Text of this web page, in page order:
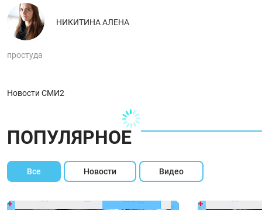
НИКИТИНА АЛЕНА
простуда
Новости СМИ2
ПОПУЛЯРНОЕ
Все Новости Видео